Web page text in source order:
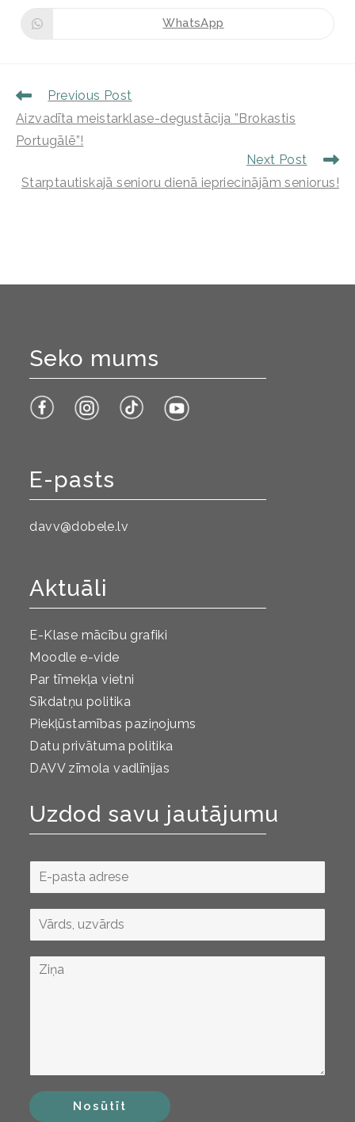
WhatsApp
Previous Post
Aizvadīta meistarklase-degustācija ”Brokastis
Portugālē”!
Next Post
Starptautiskajā senioru dienā iepriecinājām seniorus!
Seko mums
E-pasts
davv@dobele.lv
Aktuāli
E-Klase mācību grafiki
Moodle e-vide
Par tīmekļa vietni
Sīkdatņu politika
Piekļūstamības paziņojums
Datu privātuma politika
DAVV zīmola vadlīnijas
Uzdod savu jautājumu
Nosūtīt